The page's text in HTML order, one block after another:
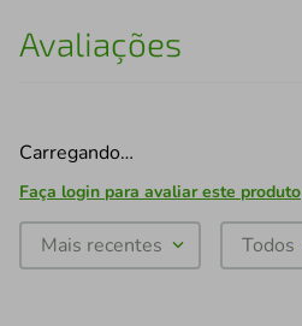
Avaliações
Carregando…
Faça login para avaliar este produto
Mais recentes Todos